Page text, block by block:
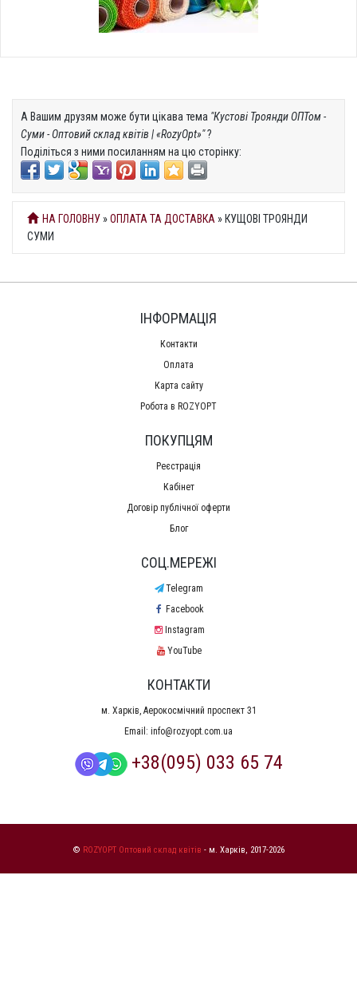
А Вашим друзям може бути цікава тема "Кустові Троянди ОПТом -
Суми - Оптовий склад квітів | «RozyOpt»"?
Поділіться з ними посиланням на цю сторінку:
НА ГОЛОВНУ »ОПЛАТА ТА ДОСТАВКА » КУЩОВІ ТРОЯНДИ
СУМИ
ІНФОРМАЦІЯ
Контакти
Оплата
Карта сайту
Робота в ROZYOPT
ПОКУПЦЯМ
Реєстрація
Кабінет
Договір публічної оферти
Блог
СОЦ.МЕРЕЖІ
Telegram
Facebook
Instagram
YouTube
КОНТАКТИ
м. Харків, Аерокосмічний проспект 31
Email: info@rozyopt.com.ua
+38(095) 033 65 74
© ROZYOPT Оптовий склад квітів - м. Харків, 2017-2026